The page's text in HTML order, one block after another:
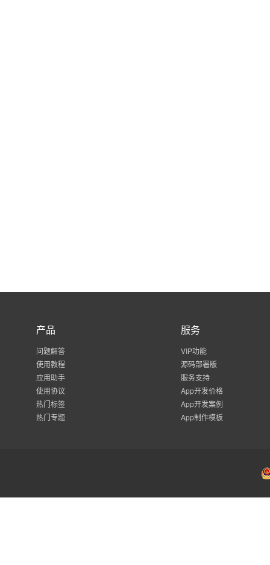
产品
问题解答
使用教程
应用助手
使用协议
热门标签
热门专题
服务
VIP功能
源码部署版
服务支持
App开发价格
App开发案例
App制作模板